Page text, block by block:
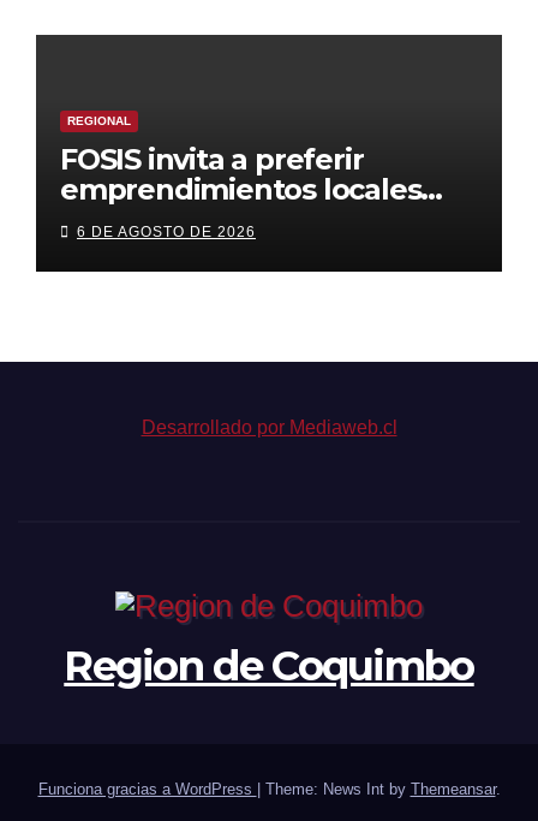
REGIONAL
FOSIS invita a preferir
emprendimientos locales
para regalar en el Día de la
Niñez
6 DE AGOSTO DE 2026
Desarrollado por Mediaweb.cl
Region de Coquimbo
Funciona gracias a WordPress | Theme: News Int by Themeansar.